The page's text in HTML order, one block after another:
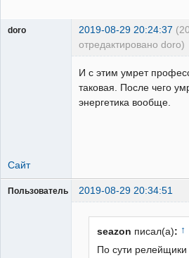
doro 2019-08-29 20:24:37
отредактировано doro)
И с этим умрет
таковая. После чего
энергетика вообще.
Сайт
Пользователь 2019-08-29 20:34:51
seazon писал(а): ↑
По сути